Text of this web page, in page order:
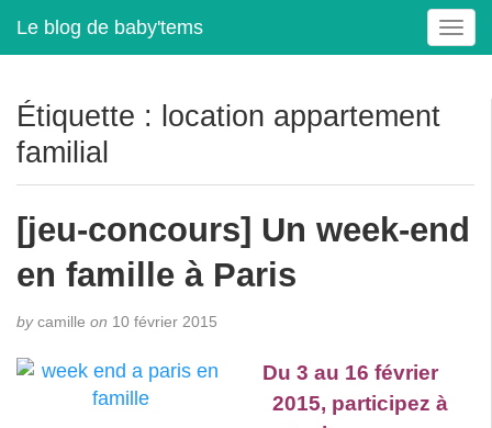
Le blog de baby'tems
T
o
v
i
Étiquette : location appartement
familial
[jeu-concours] Un week-end
en famille à Paris
bycamille on 10 février 2015
Du 3 au 16 février
2015, participez à